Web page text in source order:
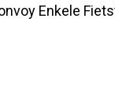
Enkele